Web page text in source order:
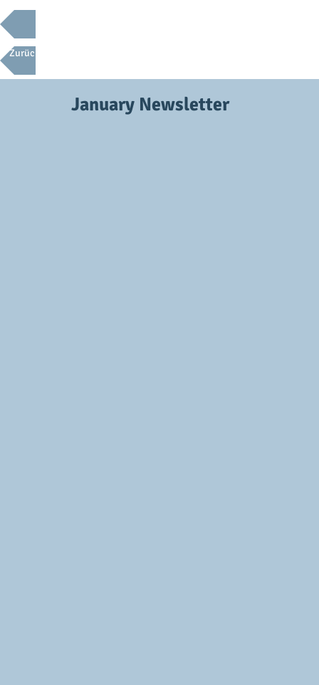
Zurück nach Neuigkeiten (Deutsch)
January Newsletter